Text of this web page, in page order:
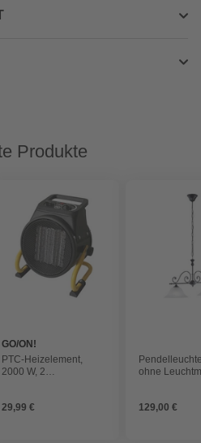
Produkte
GO/ON!
PTC-Heizelement,
2000 W, 2
29,99 €
ohne
129,00 €